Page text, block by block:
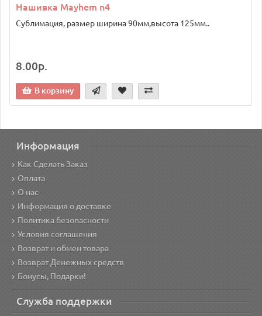
Нашивка Mayhem n4
Сублимация, размер ширина 90мм,высота 125мм..
8.00р.
В корзину
Информация
Как Сделать Заказ
Оплата
О нас
Информация о доставке
Политика безопасности
Условия соглашения
Возврат и обмен товара
Возврат Денежных средств
Бонусы, Подарки!
Служба поддержки